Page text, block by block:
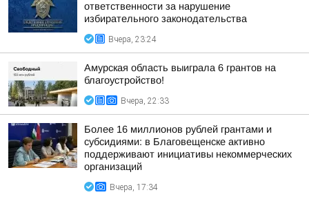
ответственности за нарушение
избирательного законодательства
Вчера, 23:24
Амурская область выиграла 6 грантов на
благоустройство!
Вчера, 22:33
Более 16 миллионов рублей грантами и
субсидиями: в Благовещенске активно
поддерживают инициативы некоммерческих
организаций
Вчера, 17:34